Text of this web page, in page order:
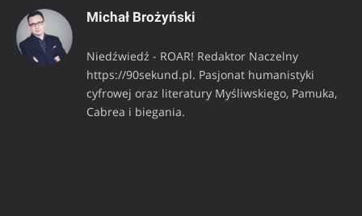
Michał Brożyński
Niedźwiedź - ROAR! Redaktor Naczelny
https://90sekund.pl. Pasjonat humanistyki
cyfrowej oraz literatury Myśliwskiego, Pamuka,
Cabrea i biegania.